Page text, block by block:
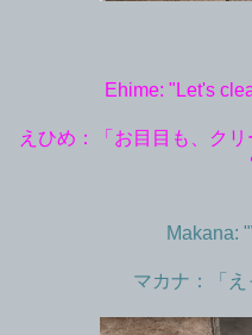
Ehime: "Let's
えひめ：「お目目も、ク
Makana:
マカナ：「